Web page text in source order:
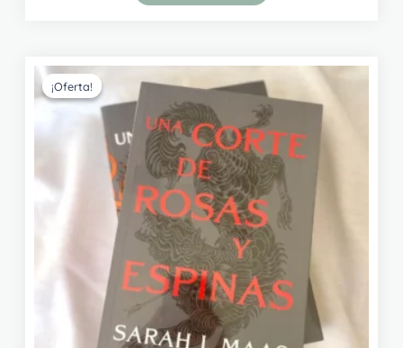
¡Oferta!
¡Oferta!
El
original
era:
$ 55.900,00.
El
actual
es:
$ 52.500,00.